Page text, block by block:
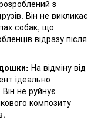
з
Він не викликає
собак, що
відразу після
На відміну від
ідеально
не руйнує
композиту